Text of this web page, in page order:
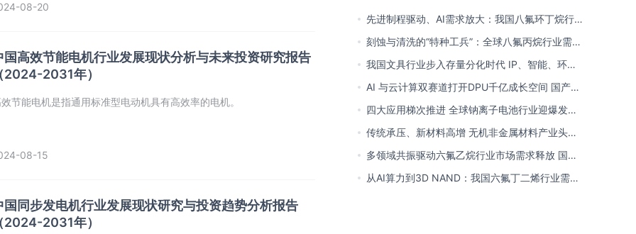
08-20
国高效节能电机行业发展现状分析与未来投资研究报告
2024-2031年）
节能电机是指通用标准型电动机具有高效率的电机。
08-15
国同步发电机行业发展现状研究与投资趋势分析报告
2024-2031年）
球引领迈进
先进制程驱动、AI需求放大：我国八氟环丁烷行业
需求爆发与国产替代进程
刻蚀与清洗的“特种工兵”：全球八氟丙烷行业需求
释放 国产初露锋芒
我国文具行业步入存量分化时代 IP、智能、环保
成企业构建核心竞争力关键
AI 与云计算双赛道打开DPU千亿成长空间 国产厂
商突破技术壁垒迎替代窗口期
四大应用梯次推进 全球钠离子电池行业迎爆发窗
口 中国全链规模化落地领跑商业化
传统承压、新材料高增 无机非金属材料产业头部
向一体化延伸 低碳高能创新转型提速
多领域共振驱动六氟乙烷行业市场需求释放 国产
替代已基本完成
从AI算力到3D NAND：我国六氟丁二烯行业需求